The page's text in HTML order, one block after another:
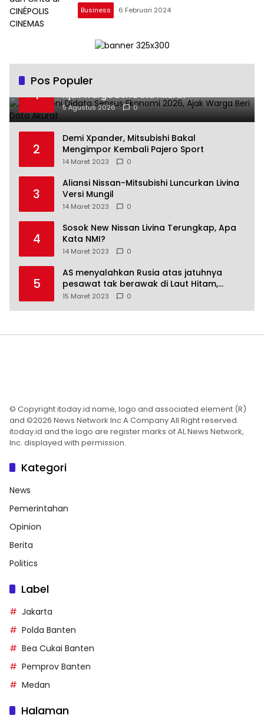
Business 6 Februari 2024
Pos Populer
1
Andra Soni Didata Sensus Ekonomi 2026,
Ajak Warga Beri Data Akurat
5 Agustus 2026 0
2
Demi Xpander, Mitsubishi Bakal
Mengimpor Kembali Pajero Sport
14 Maret 2023 0
3
Aliansi Nissan-Mitsubishi Luncurkan Livina
Versi Mungil
14 Maret 2023 0
4
Sosok New Nissan Livina Terungkap, Apa
Kata NMI?
14 Maret 2023 0
5
AS menyalahkan Rusia atas jatuhnya
pesawat tak berawak di Laut Hitam,
Moskow menyangkal
15 Maret 2023 0
© Copyright itoday.id name, logo and associated element (R)
and ©2026 News Network Inc A Company All Right reserved.
itoday.id and the logo are register marks of AL News Network,
Inc. displayed with permission.
Kategori
News
Pemerintahan
Opinion
Berita
Politics
Label
Jakarta
Polda Banten
Bea Cukai Banten
Pemprov Banten
Medan
Halaman